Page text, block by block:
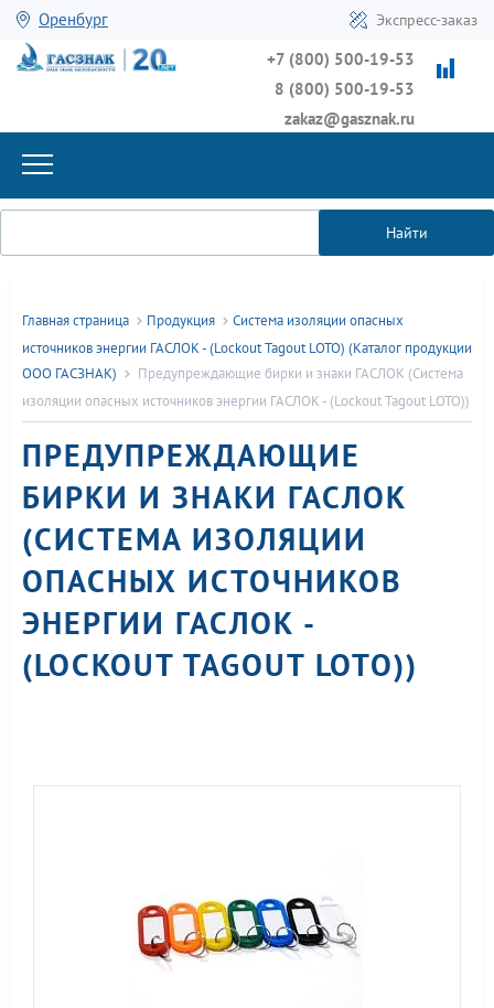
Оренбург Экспресс-заказ
+7 (800) 500-19-53
8 (800) 500-19-53
zakaz@gasznak.ru
Найти
Главная страница Продукция
Система изоляции опасных
источников энергии ГАСЛОК - (Lockout Tagout LOTO) (Каталог продукции
ООО ГАСЗНАК)
Предупреждающие бирки и знаки ГАСЛОК (Система
изоляции опасных источников энергии ГАСЛОК - (Lockout Tagout LOTO))
ПРЕДУПРЕЖДАЮЩИЕ
БИРКИ И ЗНАКИ ГАСЛОК
(СИСТЕМА ИЗОЛЯЦИИ
ОПАСНЫХ ИСТОЧНИКОВ
ЭНЕРГИИ ГАСЛОК -
(LOCKOUT TAGOUT LOTO))